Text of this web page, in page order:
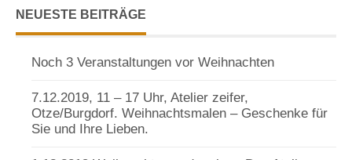
NEUESTE BEITRÄGE
Noch 3 Veranstaltungen vor Weihnachten
7.12.2019, 11 – 17 Uhr, Atelier zeifer,
Otze/Burgdorf. Weihnachtsmalen – Geschenke für
Sie und Ihre Lieben.